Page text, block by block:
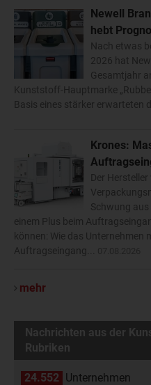
Newell
hebt
Nach etwas
2026 hat
Gesamtjahr
Kunststoff-Hauptmarke
Basis eines stärker erwarteten
Krones:
Der
Schwung
einem Plus beim
können: Wie das Unternehmen
Auftragseingang...
mehr
Nachrichten aus der
Rubriken
24.552 Unternehmen